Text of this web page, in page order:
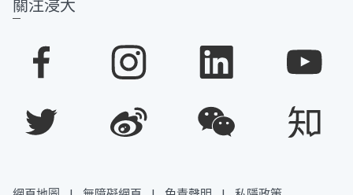
關注浸大